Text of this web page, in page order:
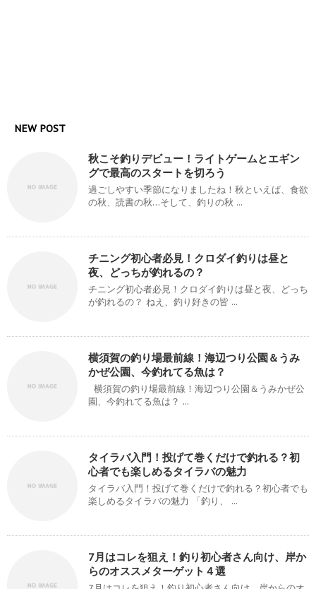
NEW POST
秋こそ釣りデビュー！ライトゲームとエギン
グで最高のスタートを切ろう
過ごしやすい季節になりましたね！秋といえば、食欲
の秋、読書の秋…そして、釣りの秋 ...
チニング初心者必見！クロダイ釣りは昼と
夜、どっちが釣れるの？
チニング初心者必見！クロダイ釣りは昼と夜、どっち
が釣れるの？ ねえ、釣り好きの皆 ...
横須賀の釣り場最前線！海辺つり公園＆うみ
かぜ公園、今釣れてる魚は？
横須賀の釣り場最前線！海辺つり公園＆うみかぜ公
園、今釣れてる魚は？ ...
タイラバ入門！投げて巻くだけで釣れる？初
心者でも楽しめるタイラバの魅力
タイラバ入門！投げて巻くだけで釣れる？初心者でも
楽しめるタイラバの魅力 「釣り、 ...
7月はコレを狙え！釣り初心者さん向け、岸か
らのオススメターゲット４選